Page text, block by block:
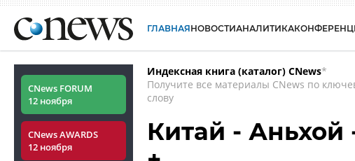
ГЛАВНАЯНОВОСТИАНАЛИТИКА
CNews FORUM
12 ноября
CNews AWARDS
12 ноября
Индексная книга (каталог) CNews*
Получите все материалы CNews по
слову
Китай - Аньхой